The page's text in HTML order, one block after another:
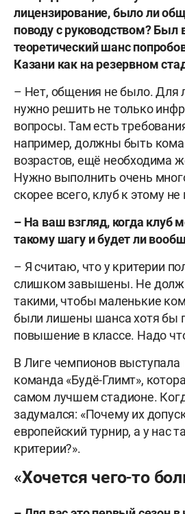
лицензирование, было ли
поводу с руководством? Был
теоретический шанс
Казани как на резервном
– Нет, общения не было. Для
нужно решить не только
вопросы. Там есть
например, должны быть
возрастов, ещë необходима
Нужно выполнить очень
скорее всего, клуб к этому не
– На ваш взгляд, когда клуб
такому шагу и будет ли
– Я считаю, что у критерии
слишком завышены. Не
такими, чтобы маленькие
были лишены шанса хотя бы
повышение в классе. Надо
В Лиге чемпионов
команда «Будё-Глимт»,
самом лучшем стадионе.
задумался: «Почему их
европейский турнир, а у нас
критерии?».
«Хочется чего-то